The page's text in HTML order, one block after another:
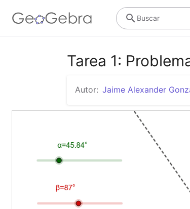
Buscar
Tarea 1:
Autor: Jaime Alexander